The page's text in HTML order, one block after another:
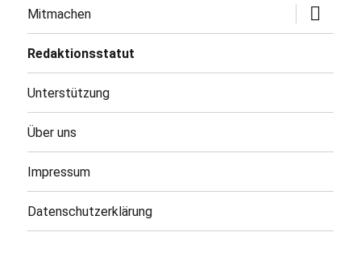
Mitmachen
öffnen
Redaktionsstatut
Unterstützung
Über uns
Impressum
Datenschutzerklärung